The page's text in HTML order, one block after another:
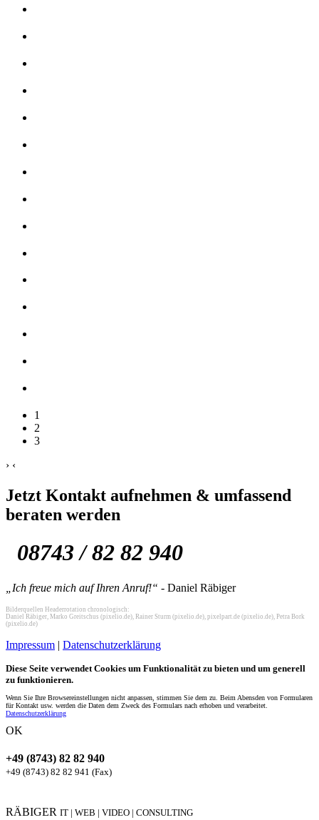
1
2
3
› ‹
Jetzt Kontakt aufnehmen & umfassend
beraten werden
08743 / 82 82 940
„Ich freue mich auf Ihren Anruf!“ - Daniel Räbiger
Bilderquellen Headerrotation chronologisch:
Daniel Räbiger, Marko Greitschus (pixelio.de), Rainer Sturm (pixelio.de), pixelpart.de (pixelio.de), Petra Bork
(pixelio.de)
Impressum | Datenschutzerklärung
Diese Seite verwendet Cookies um Funktionalität zu bieten und um generell
zu funktionieren.
Wenn Sie Ihre Browsereinstellungen nicht anpassen, stimmen Sie dem zu. Beim Abensden von Formularen
für Kontakt usw. werden die Daten dem Zweck des Formulars nach erhoben und verarbeitet.
Datenschutzerklärung
OK
+49 (8743) 82 82 940
+49 (8743) 82 82 941 (Fax)
RÄBIGER IT | WEB | VIDEO | CONSULTING